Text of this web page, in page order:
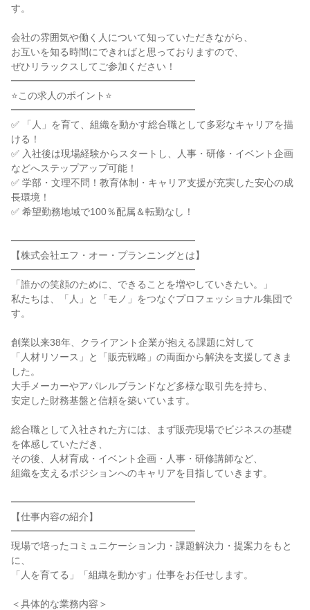
す。
会社の雰囲気や働く人について知っていただきながら、
お互いを知る時間にできればと思っておりますので、
ぜひリラックスしてご参加ください！
━━━━━━━━━━━━━━━━━━━
⭐この求人のポイント⭐
━━━━━━━━━━━━━━━━━━━
✅ 「人」を育て、組織を動かす総合職として多彩なキャリアを描
ける！
✅ 入社後は現場経験からスタートし、人事・研修・イベント企画
などへステップアップ可能！
✅ 学部・文理不問！教育体制・キャリア支援が充実した安心の成
長環境！
✅ 希望勤務地域で100％配属＆転勤なし！
━━━━━━━━━━━━━━━━━━━
【株式会社エフ・オー・プランニングとは】
━━━━━━━━━━━━━━━━━━━
「誰かの笑顔のために、できることを増やしていきたい。」
私たちは、「人」と「モノ」をつなぐプロフェッショナル集団で
す。
創業以来38年、クライアント企業が抱える課題に対して
「人材リソース」と「販売戦略」の両面から解決を支援してきま
した。
大手メーカーやアパレルブランドなど多様な取引先を持ち、
安定した財務基盤と信頼を築いています。
総合職として入社された方には、まず販売現場でビジネスの基礎
を体感していただき、
その後、人材育成・イベント企画・人事・研修講師など、
組織を支えるポジションへのキャリアを目指していきます。
━━━━━━━━━━━━━━━━━━━
【仕事内容の紹介】
━━━━━━━━━━━━━━━━━━━
現場で培ったコミュニケーション力・課題解決力・提案力をもと
に、
「人を育てる」「組織を動かす」仕事をお任せします。
＜具体的な業務内容＞